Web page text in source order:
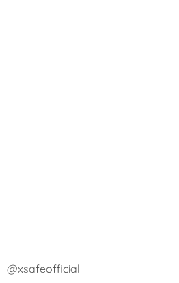
@xsafeofficial